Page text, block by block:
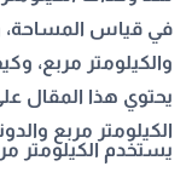
في قياس المساحة،
والكيلومتر مربع،
يحتوي هذا المقال
الكيلومتر مربع